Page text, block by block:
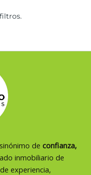
de confianza,
inmobiliario de
experiencia,